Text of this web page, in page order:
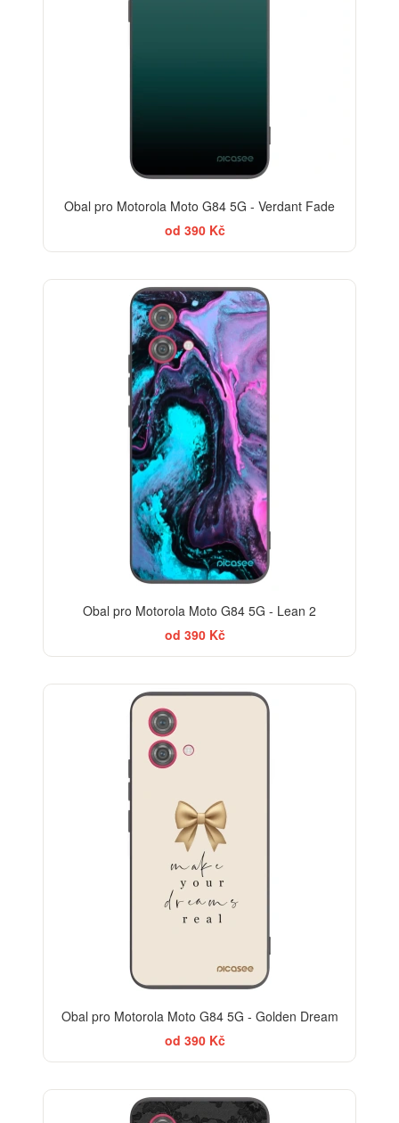
Obal pro Motorola Moto G84 5G - Verdant Fade
od 390 Kč
Obal pro Motorola Moto G84 5G - Lean 2
od 390 Kč
Obal pro Motorola Moto G84 5G - Golden Dream
od 390 Kč